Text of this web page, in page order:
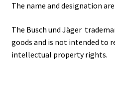
The name and designation
The Busch und Jäger
goods and is not intended to
intellectual property rights.